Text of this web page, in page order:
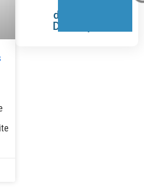
de Alto
Desempenho.